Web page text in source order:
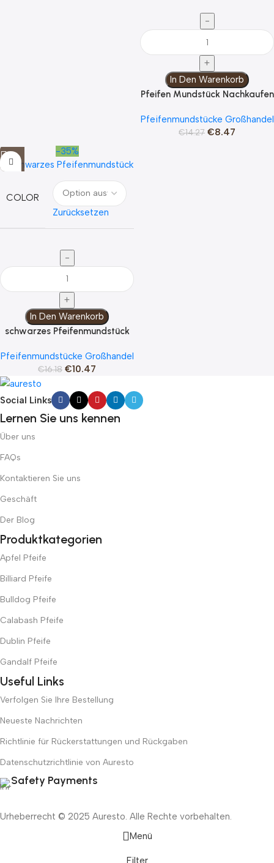
In Den Warenkorb
Pfeifen Mundstück Nachkaufen
Pfeifenmundstücke Großhandel
€14.27 €8.47
-35%
COLOR
Zurücksetzen
In Den Warenkorb
schwarzes Pfeifenmundstück
Pfeifenmundstücke Großhandel
€16.18 €10.47
Social Links
Lernen Sie uns kennen
Über uns
FAQs
Kontaktieren Sie uns
Geschäft
Der Blog
Produktkategorien
Apfel Pfeife
Billiard Pfeife
Bulldog Pfeife
Calabash Pfeife
Dublin Pfeife
Gandalf Pfeife
Useful Links
Verfolgen Sie Ihre Bestellung
Neueste Nachrichten
Richtlinie für Rückerstattungen und Rückgaben
Datenschutzrichtlinie von Auresto
Safety Payments
Urheberrecht © 2025 Auresto. Alle Rechte vorbehalten.
Menü
Filter